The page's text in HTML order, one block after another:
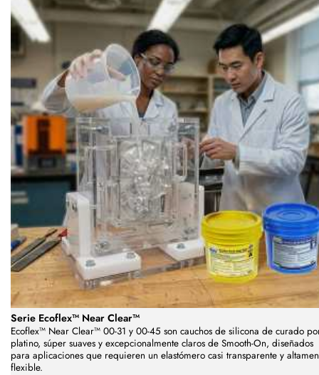
Serie Ecoflex™ Near Clear™
Ecoflex™ Near Clear™ 00-31 y 00-45 son cauchos de silicona de curado
platino, súper suaves y excepcionalmente claros de Smooth-On, diseñados
para aplicaciones que requieren un elastómero casi transparente y
flexible.